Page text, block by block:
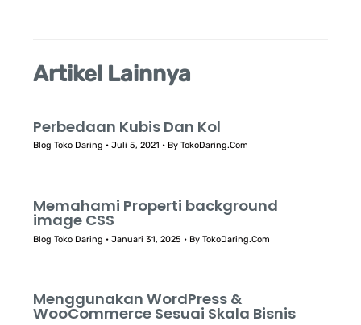
Artikel Lainnya
Perbedaan Kubis Dan Kol
Blog Toko Daring •Juli 5, 2021 • ByTokoDaring.Com
Memahami Properti background
image CSS
Blog Toko Daring •Januari 31, 2025 • ByTokoDaring.Com
Menggunakan WordPress &
WooCommerce Sesuai Skala Bisnis